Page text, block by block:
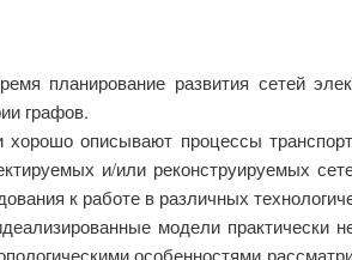
планирование развития сетей
графов.
описывают процессы
и/или реконструируемых
к работе в различных
модели